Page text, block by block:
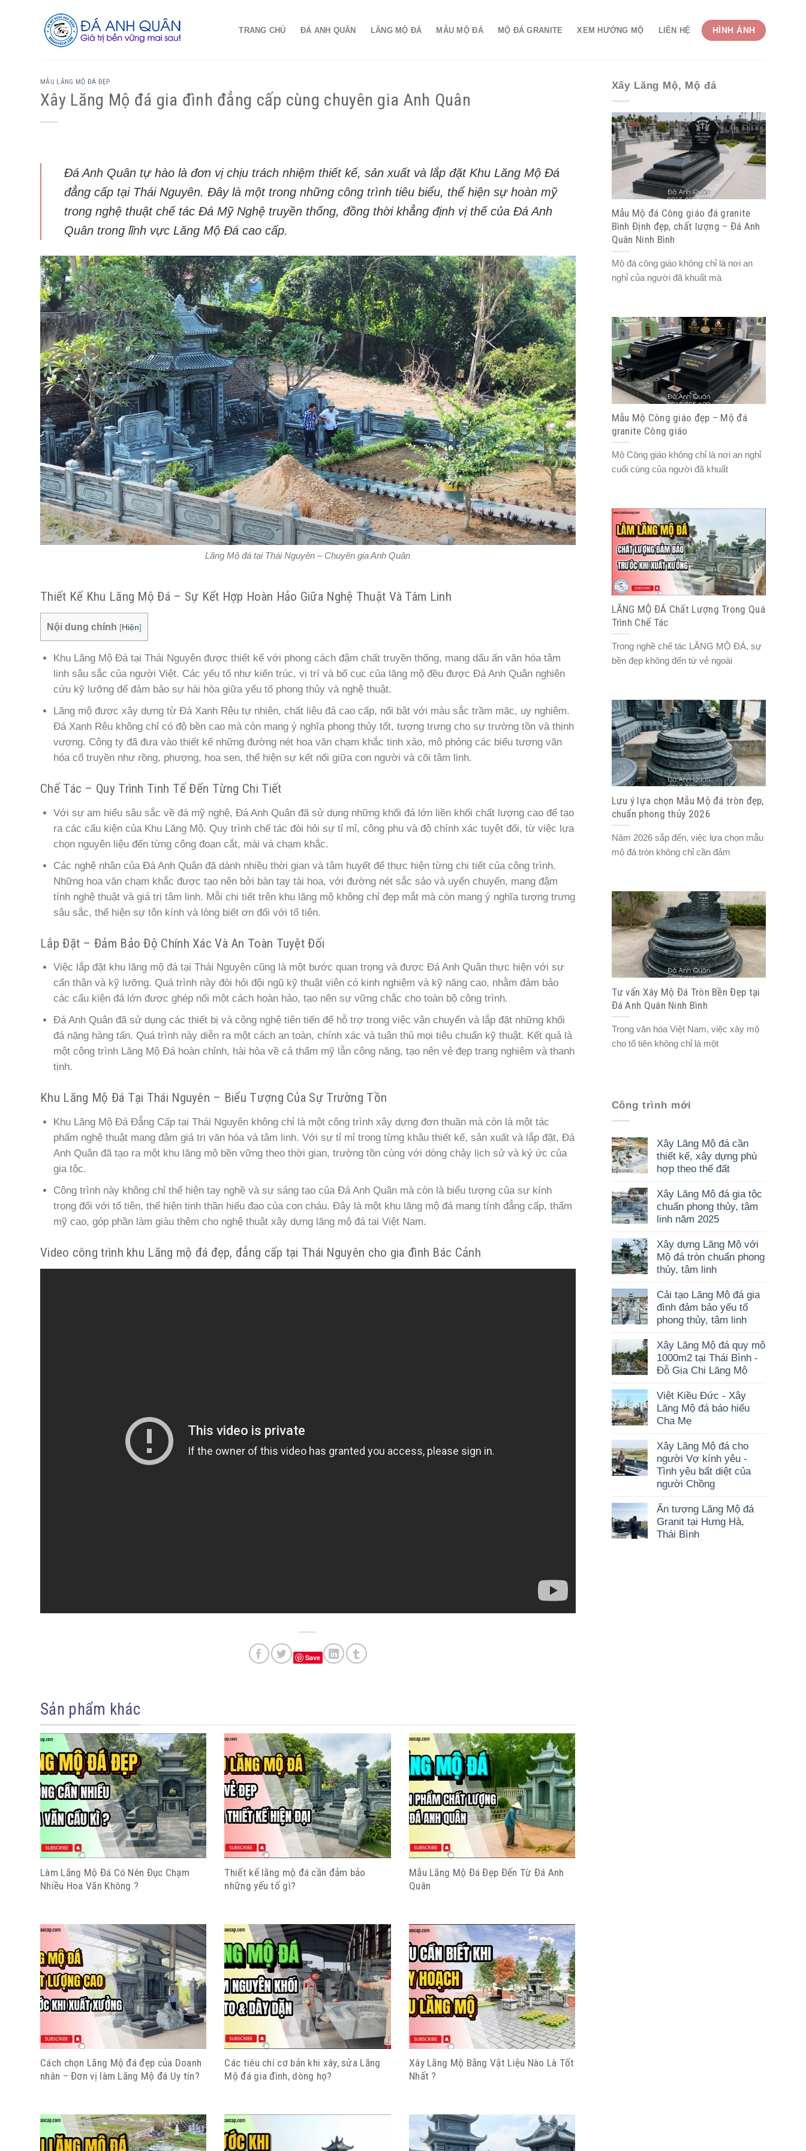
TRANG CHỦ ĐÁ ANH QUÂN LĂNG MỘ ĐÁ MẪU MỘ ĐÁ MỘ ĐÁ GRANITE XEM HƯỚNG MỘ LIÊN HỆ HÌNH ẢNH
MẪU LĂNG MỘ ĐÁ ĐẸP
Xây Lăng Mộ đá gia đình đẳng cấp cùng chuyên gia Anh Quân
Đá Anh Quân tự hào là đơn vị chịu trách nhiệm thiết kế, sản xuất và lắp đặt Khu Lăng Mộ Đá
đẳng cấp tại Thái Nguyên. Đây là một trong những công trình tiêu biểu, thể hiện sự hoàn mỹ
trong nghệ thuật chế tác Đá Mỹ Nghệ truyền thống, đồng thời khẳng định vị thế của Đá Anh
Quân trong lĩnh vực Lăng Mộ Đá cao cấp.
Lăng Mộ đá tại Thái Nguyên – Chuyên gia Anh Quân
Thiết Kế Khu Lăng Mộ Đá – Sự Kết Hợp Hoàn Hảo Giữa Nghệ Thuật Và Tâm Linh
Nội dung chính [Hiện]
Khu Lăng Mộ Đá tại Thái Nguyên được thiết kế với phong cách đậm chất truyền thống, mang dấu ấn văn hóa tâm
linh sâu sắc của người Việt. Các yếu tố như kiến trúc, vị trí và bố cục của lăng mộ đều được Đá Anh Quân nghiên
cứu kỹ lưỡng để đảm bảo sự hài hòa giữa yếu tố phong thủy và nghệ thuật.
Lăng mộ được xây dựng từ Đá Xanh Rêu tự nhiên, chất liệu đá cao cấp, nổi bật với màu sắc trầm mặc, uy nghiêm.
Đá Xanh Rêu không chỉ có độ bền cao mà còn mang ý nghĩa phong thủy tốt, tượng trưng cho sự trường tồn và thịnh
vượng. Công ty đã đưa vào thiết kế những đường nét hoa văn chạm khắc tinh xảo, mô phỏng các biểu tượng văn
hóa cổ truyền như rồng, phượng, hoa sen, thể hiện sự kết nối giữa con người và cõi tâm linh.
Chế Tác – Quy Trình Tinh Tế Đến Từng Chi Tiết
Với sự am hiểu sâu sắc về đá mỹ nghệ, Đá Anh Quân đã sử dụng những khối đá lớn liền khối chất lượng cao để tạo
ra các cấu kiện của Khu Lăng Mộ. Quy trình chế tác đòi hỏi sự tỉ mỉ, công phu và độ chính xác tuyệt đối, từ việc lựa
chọn nguyên liệu đến từng công đoạn cắt, mài và chạm khắc.
Các nghệ nhân của Đá Anh Quân đã dành nhiều thời gian và tâm huyết để thực hiện từng chi tiết của công trình.
Những hoa văn chạm khắc được tạo nên bởi bàn tay tài hoa, với đường nét sắc sảo và uyển chuyển, mang đậm
tính nghệ thuật và giá trị tâm linh. Mỗi chi tiết trên khu lăng mộ không chỉ đẹp mắt mà còn mang ý nghĩa tượng trưng
sâu sắc, thể hiện sự tôn kính và lòng biết ơn đối với tổ tiên.
Lắp Đặt – Đảm Bảo Độ Chính Xác Và An Toàn Tuyệt Đối
Việc lắp đặt khu lăng mộ đá tại Thái Nguyên cũng là một bước quan trọng và được Đá Anh Quân thực hiện với sự
cẩn thận và kỹ lưỡng. Quá trình này đòi hỏi đội ngũ kỹ thuật viên có kinh nghiệm và kỹ năng cao, nhằm đảm bảo
các cấu kiện đá lớn được ghép nối một cách hoàn hảo, tạo nên sự vững chắc cho toàn bộ công trình.
Đá Anh Quân đã sử dụng các thiết bị và công nghệ tiên tiến để hỗ trợ trong việc vận chuyển và lắp đặt những khối
đá nặng hàng tấn. Quá trình này diễn ra một cách an toàn, chính xác và tuân thủ mọi tiêu chuẩn kỹ thuật. Kết quả là
một công trình Lăng Mộ Đá hoàn chỉnh, hài hòa về cả thẩm mỹ lẫn công năng, tạo nên vẻ đẹp trang nghiêm và thanh
tịnh.
Khu Lăng Mộ Đá Tại Thái Nguyên – Biểu Tượng Của Sự Trường Tồn
Khu Lăng Mộ Đá Đẳng Cấp tại Thái Nguyên không chỉ là một công trình xây dựng đơn thuần mà còn là một tác
phẩm nghệ thuật mang đậm giá trị văn hóa và tâm linh. Với sự tỉ mỉ trong từng khâu thiết kế, sản xuất và lắp đặt, Đá
Anh Quân đã tạo ra một khu lăng mộ bền vững theo thời gian, trường tồn cùng với dòng chảy lịch sử và ký ức của
gia tộc.
Công trình này không chỉ thể hiện tay nghề và sự sáng tạo của Đá Anh Quân mà còn là biểu tượng của sự kính
trọng đối với tổ tiên, thể hiện tinh thần hiếu đạo của con cháu. Đây là một khu lăng mộ đá mang tính đẳng cấp, thẩm
mỹ cao, góp phần làm giàu thêm cho nghệ thuật xây dựng lăng mộ đá tại Việt Nam.
Video công trình khu Lăng mộ đá đẹp, đẳng cấp tại Thái Nguyên cho gia đình Bác Cảnh
Save
Sản phẩm khác
Làm Lăng Mộ Đá Có Nên Đục Chạm
Nhiều Hoa Văn Không ?
Thiết kế lăng mộ đá cần đảm bảo
những yếu tố gì?
Mẫu Lăng Mộ Đá Đẹp Đến Từ Đá Anh
Quân
Cách chọn Lăng Mộ đá đẹp của Doanh
nhân – Đơn vị làm Lăng Mộ đá Uy tín?
Các tiêu chí cơ bản khi xây, sửa Lăng
Mộ đá gia đình, dòng họ?
Xây Lăng Mộ Bằng Vật Liệu Nào Là Tốt
Nhất ?
Xây Lăng Mộ, Mộ đá
Mẫu Mộ đá Công giáo đá granite
Bình Định đẹp, chất lượng – Đá Anh
Quân Ninh Bình
Mộ đá công giáo không chỉ là nơi an
nghỉ của người đã khuất mà
Mẫu Mộ Công giáo đẹp – Mộ đá
granite Công giáo
Mộ Công giáo không chỉ là nơi an nghỉ
cuối cùng của người đã khuất
LĂNG MỘ ĐÁ Chất Lượng Trong Quá
Trình Chế Tác
Trong nghề chế tác LĂNG MỘ ĐÁ, sự
bền đẹp không đến từ vẻ ngoài
Lưu ý lựa chọn Mẫu Mộ đá tròn đẹp,
chuẩn phong thủy 2026
Năm 2026 sắp đến, việc lựa chọn mẫu
mộ đá tròn không chỉ cần đảm
Tư vấn Xây Mộ Đá Tròn Bền Đẹp tại
Đá Anh Quân Ninh Bình
Trong văn hóa Việt Nam, việc xây mộ
cho tổ tiên không chỉ là một
Công trình mới
Xây Lăng Mộ đá cần
thiết kế, xây dựng phù
hợp theo thế đất
Xây Lăng Mô đá gia tộc
chuẩn phong thủy, tâm
linh năm 2025
Xây dựng Lăng Mộ với
Mộ đá tròn chuẩn phong
thủy, tâm linh
Cải tạo Lăng Mộ đá gia
đình đảm bảo yếu tố
phong thủy, tâm linh
Xây Lăng Mộ đá quy mô
1000m2 tại Thái Bình -
Đỗ Gia Chi Lăng Mộ
Việt Kiều Đức - Xây
Lăng Mộ đá báo hiếu
Cha Mẹ
Xây Lăng Mộ đá cho
người Vợ kính yêu -
Tình yêu bất diệt của
người Chồng
Ấn tượng Lăng Mộ đá
Granit tại Hưng Hà,
Thái Bình